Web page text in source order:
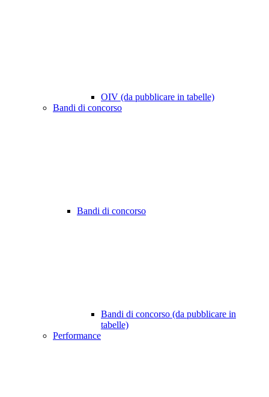
OIV (da pubblicare in tabelle)
Bandi di concorso
Bandi di concorso
Bandi di concorso (da pubblicare in
tabelle)
Performance